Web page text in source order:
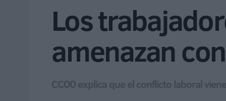
Los
amenazan
CCOO explica que el conflicto laboral